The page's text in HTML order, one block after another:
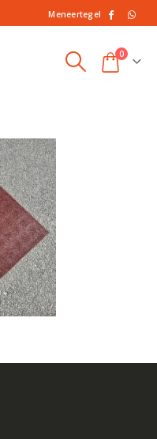
Meneertegel
0